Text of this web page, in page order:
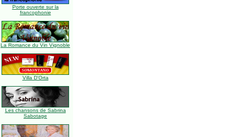
Porte ouverte sur la
francophonie
La Romance du Vin Vignoble
Villa D'Orta
Les chansons de Sabrina
Sabotage